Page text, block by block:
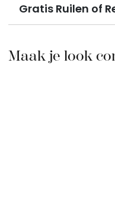
Gratis Ruilen of
Maak je look